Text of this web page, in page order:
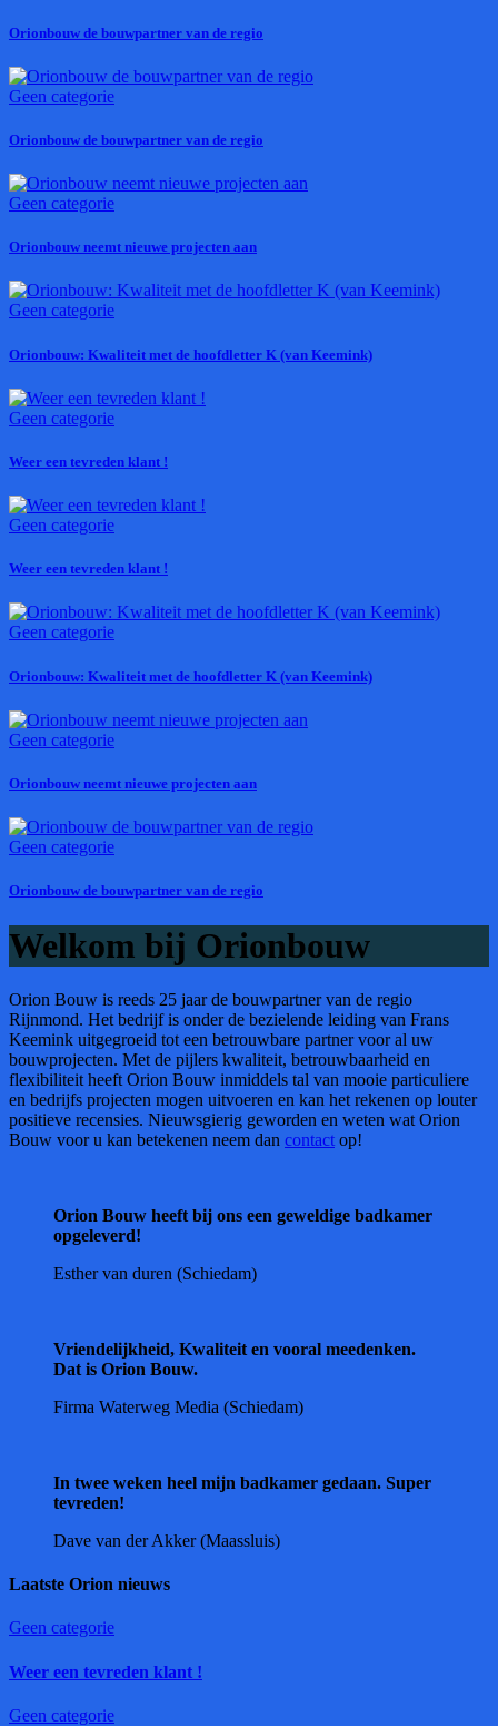
Orionbouw de bouwpartner van de regio
Geen categorie
Orionbouw de bouwpartner van de regio
Geen categorie
Orionbouw neemt nieuwe projecten aan
Geen categorie
Orionbouw: Kwaliteit met de hoofdletter K (van Keemink)
Geen categorie
Weer een tevreden klant !
Geen categorie
Weer een tevreden klant !
Geen categorie
Orionbouw: Kwaliteit met de hoofdletter K (van Keemink)
Geen categorie
Orionbouw neemt nieuwe projecten aan
Geen categorie
Orionbouw de bouwpartner van de regio
Welkom bij Orionbouw
Orion Bouw is reeds 25 jaar de bouwpartner van de regio
Rijnmond. Het bedrijf is onder de bezielende leiding van Frans
Keemink uitgegroeid tot een betrouwbare partner voor al uw
bouwprojecten. Met de pijlers kwaliteit, betrouwbaarheid en
flexibiliteit heeft Orion Bouw inmiddels tal van mooie particuliere
en bedrijfs projecten mogen uitvoeren en kan het rekenen op louter
positieve recensies. Nieuwsgierig geworden en weten wat Orion
Bouw voor u kan betekenen neem dan contact op!
Orion Bouw heeft bij ons een geweldige badkamer
opgeleverd!
Esther van duren (Schiedam)
Vriendelijkheid, Kwaliteit en vooral meedenken.
Dat is Orion Bouw.
Firma Waterweg Media (Schiedam)
In twee weken heel mijn badkamer gedaan. Super
tevreden!
Dave van der Akker (Maassluis)
Laatste Orion nieuws
Geen categorie
Weer een tevreden klant !
Geen categorie